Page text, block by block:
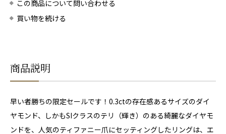
この商品について問い合わせる
買い物を続ける
商品説明
早い者勝ちの限定セールです！0.3ctの存在感あるサイズのダイ
ヤモンド、しかもSIクラスのテリ（輝き）のある綺麗なダイヤモ
ンドを、人気のティファニー爪にセッティングしたリングは、エ